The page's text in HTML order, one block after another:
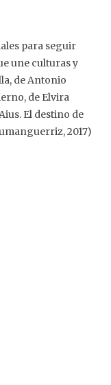
para seguir
une culturas y
de Antonio
de Elvira
El destino de
2017)